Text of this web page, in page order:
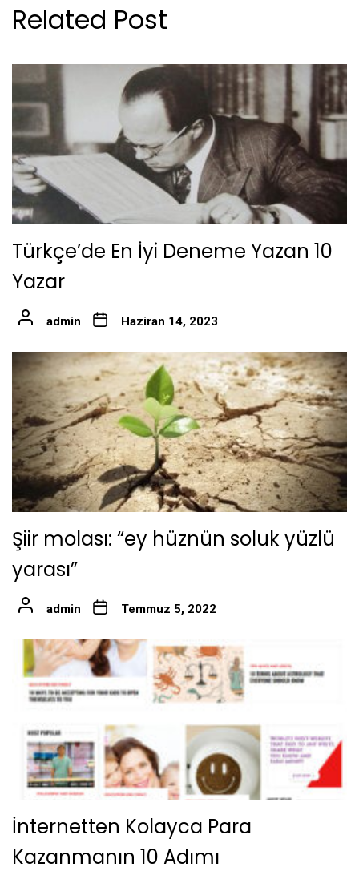
Related Post
Türkçe’de En İyi Deneme Yazan 10
Yazar
admin Haziran 14, 2023
Şiir molası: “ey hüznün soluk yüzlü
yarası”
admin Temmuz 5, 2022
İnternetten Kolayca Para
Kazanmanın 10 Adımı